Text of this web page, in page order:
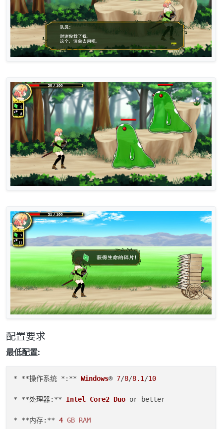
配置要求
最低配置:
* **操作系统 *:** Windows® 7/8/8.1/10
* **处理器:** Intel Core2 Duo or better
* **内存:** 4 GB RAM